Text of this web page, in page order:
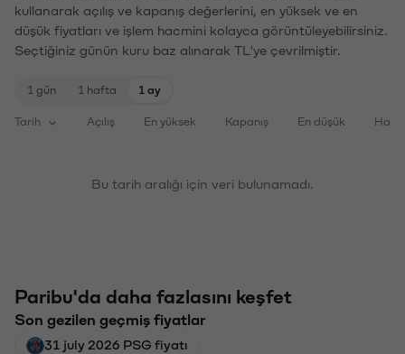
kullanarak açılış ve kapanış değerlerini, en yüksek ve en
düşük fiyatları ve işlem hacmini kolayca görüntüleyebilirsiniz.
Seçtiğiniz günün kuru baz alınarak TL'ye çevrilmiştir.
1 gün 1 hafta 1 ay
Tarih Açılış En yüksek Kapanış En düşük
Bu tarih aralığı için veri bulunamadı.
Paribu'da daha fazlasını keşfet
Son gezilen geçmiş fiyatlar
31 july 2026 PSG fiyatı